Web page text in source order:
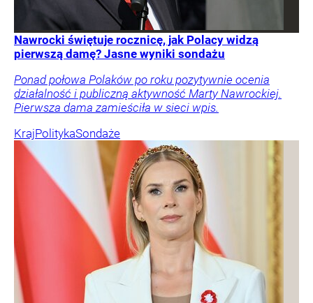
Nawrocki świętuje rocznicę, jak Polacy widzą
pierwszą damę? Jasne wyniki sondażu
Ponad połowa Polaków po roku pozytywnie ocenia
działalność i publiczną aktywność Marty Nawrockiej.
Pierwsza dama zamieściła w sieci wpis.
KrajPolitykaSondaże